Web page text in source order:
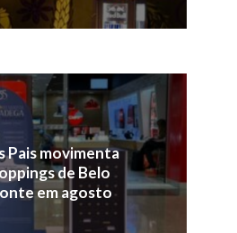
Pais movimenta
de Belo
em agosto